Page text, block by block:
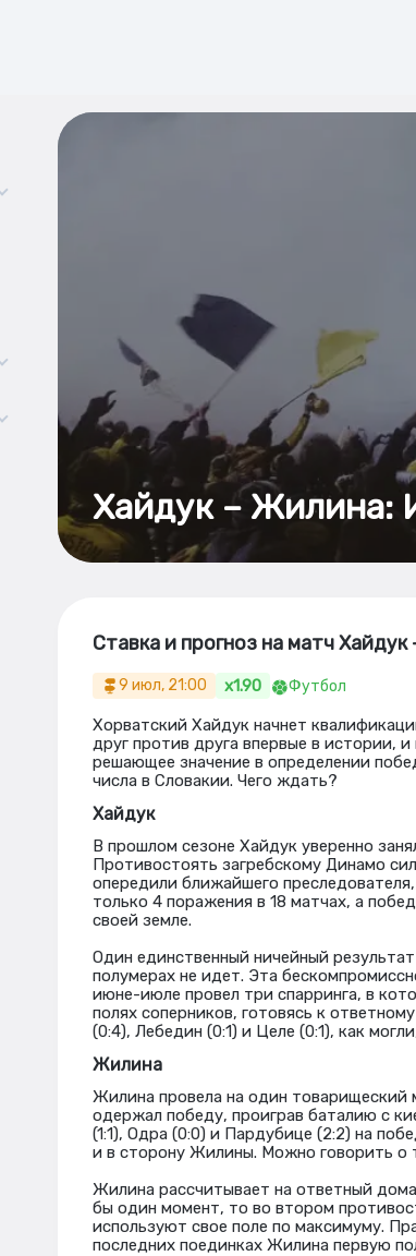
Хайдук – Жилина:
Ставка и прогноз на матч
9 июл, 21:00 x1.90 Футбол
Хорватский Хайдук начнет
друг против друга впервые в истории,
решающее значение в определении
числа в Словакии. Чего ждать?
Хайдук
В прошлом сезоне Хайдук уверенно
Противостоять загребскому Динамо
опередили ближайшего
только 4 поражения в 18 матчах, а
своей земле.
Один единственный ничейный
полумерах не идет. Эта
июне-июле провел три спарринга, в
полях соперников, готовясь к
(0:4), Лебедин (0:1) и Целе (0:1), как
Жилина
Жилина провела на один товарищеский
одержал победу, проиграв баталию с
(1:1), Одра (0:0) и Пардубице (2:2) на
и в сторону Жилины. Можно говорить о
Жилина рассчитывает на ответный
бы один момент, то во втором
используют свое поле по максимуму.
последних поединках Жилина первую